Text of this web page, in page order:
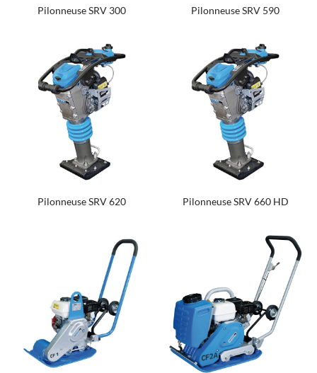
Pilonneuse SRV 300 Pilonneuse SRV 590
Pilonneuse SRV 620 Pilonneuse SRV 660 HD